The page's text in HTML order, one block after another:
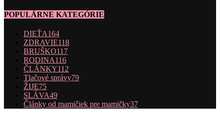
POPULÁRNE KATEGÓRIE
DIEŤA164
ZDRAVIE118
BRUŠKO117
RODINA116
ČLÁNKY112
Tlačové správy79
ŽIJE75
SLÁVA49
Články od mamičiek pre mamičky37